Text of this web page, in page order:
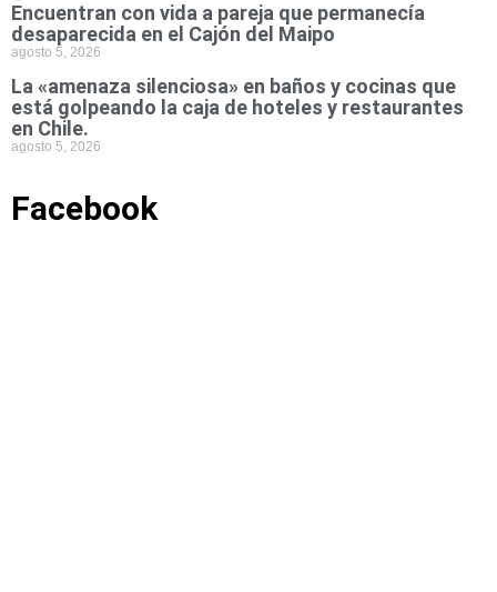
Encuentran con vida a pareja que permanecía
desaparecida en el Cajón del Maipo
agosto 5, 2026
La «amenaza silenciosa» en baños y cocinas que
está golpeando la caja de hoteles y restaurantes
en Chile.
agosto 5, 2026
Facebook